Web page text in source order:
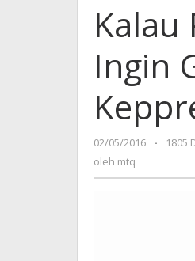
Kalau
Ingin
02/05/2016
oleh
-
1805
oleh mtq